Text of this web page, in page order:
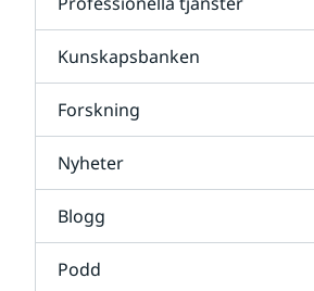
Kunskapsbanken
Forskning
Nyheter
Blogg
Podd